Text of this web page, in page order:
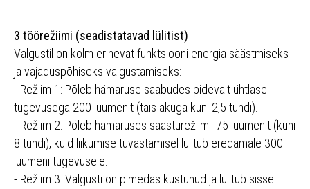
3 töörežiimi (seadistatavad lülitist)
Valgustil on kolm erinevat funktsiooni energia säästmiseks
ja vajaduspõhiseks valgustamiseks:
- Režiim 1: Põleb hämaruse saabudes pidevalt ühtlase
tugevusega 200 luumenit (täis akuga kuni 2,5 tundi).
- Režiim 2: Põleb hämaruses säästurežiimil 75 luumenit (kuni
8 tundi), kuid liikumise tuvastamisel lülitub eredamale 300
luumeni tugevusele.
- Režiim 3: Valgusti on pimedas kustunud ja lülitub sisse